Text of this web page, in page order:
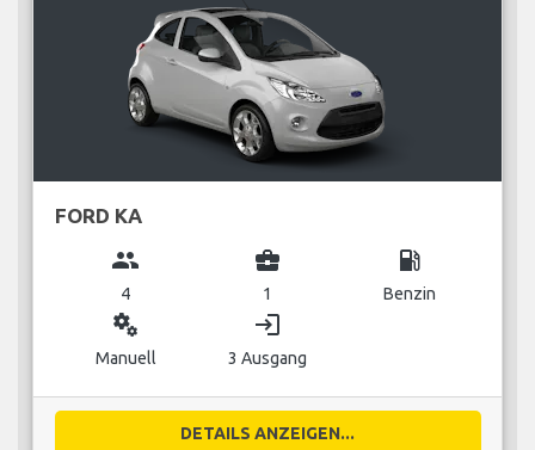
FORD KA
group
4
business_center
1
local_gas_station
Benzin
miscellaneous_services
Manuell
login
3 Ausgang
DETAILS ANZEIGEN...